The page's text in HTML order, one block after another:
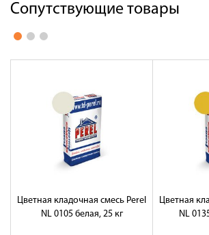
Сопутствующие товары
Цветная кладочная смесь Perel
NL 0105 белая, 25 кг
Цветная
NL